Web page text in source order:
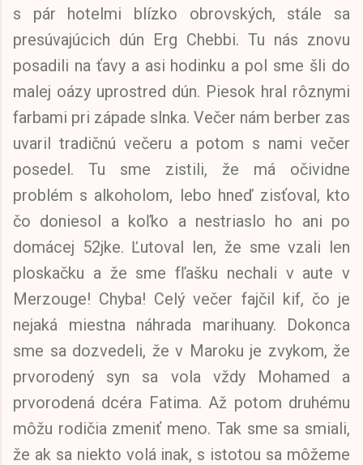
s pár hotelmi blízko obrovských, stále sa
presúvajúcich dún Erg Chebbi. Tu nás znovu
posadili na ťavy a asi hodinku a pol sme šli do
malej oázy uprostred dún. Piesok hral rôznymi
farbami pri západe slnka. Večer nám berber zas
uvaril tradičnú večeru a potom s nami večer
posedel. Tu sme zistili, že má očividne
problém s alkoholom, lebo hneď zisťoval, kto
čo doniesol a koľko a nestriaslo ho ani po
domácej 52jke. Ľutoval len, že sme vzali len
ploskačku a že sme fľašku nechali v aute v
Merzouge! Chyba! Celý večer fajčil kif, čo je
nejaká miestna náhrada marihuany. Dokonca
sme sa dozvedeli, že v Maroku je zvykom, že
prvorodený syn sa vola vždy Mohamed a
prvorodená dcéra Fatima. Až potom druhému
môžu rodičia zmeniť meno. Tak sme sa smiali,
že ak sa niekto volá inak, s istotou sa môžeme